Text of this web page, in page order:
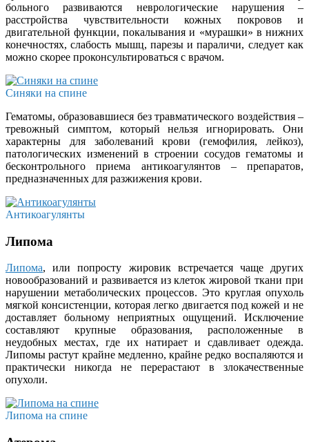
больного развиваются неврологические нарушения –
расстройства чувствительности кожных покровов и
двигательной функции, покалывания и «мурашки» в нижних
конечностях, слабость мышц, парезы и параличи, следует как
можно скорее проконсультироваться с врачом.
Синяки на спине
Гематомы, образовавшиеся без травматического воздействия –
тревожный симптом, который нельзя игнорировать. Они
характерны для заболеваний крови (гемофилия, лейкоз),
патологических изменений в строении сосудов гематомы и
бесконтрольного приема антикоагулянтов – препаратов,
предназначенных для разжижения крови.
Антикоагулянты
Липома
Липома, или попросту жировик встречается чаще других
новообразований и развивается из клеток жировой ткани при
нарушении метаболических процессов. Это круглая опухоль
мягкой консистенции, которая легко двигается под кожей и не
доставляет больному неприятных ощущений. Исключение
составляют крупные образования, расположенные в
неудобных местах, где их натирает и сдавливает одежда.
Липомы растут крайне медленно, крайне редко воспаляются и
практически никогда не перерастают в злокачественные
опухоли.
Липома на спине